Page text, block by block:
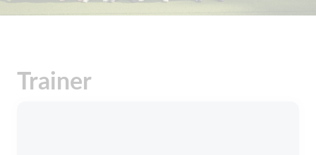
Trainer